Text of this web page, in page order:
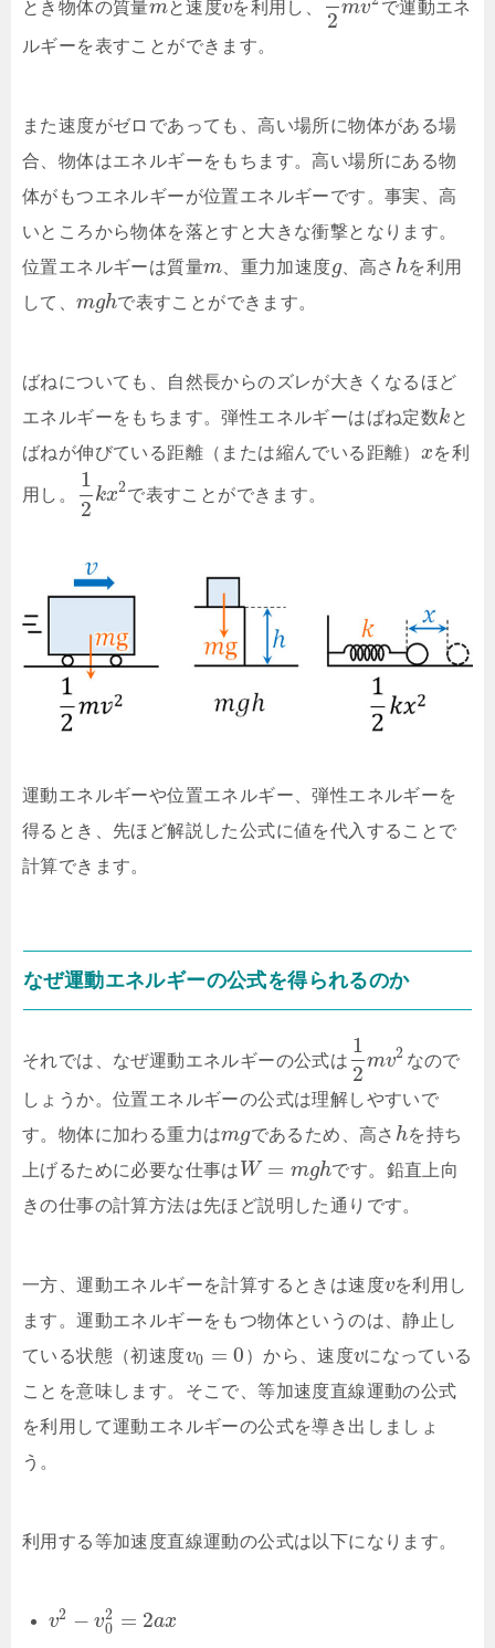
とき物体の質量mと速度vを利用し、
2
mv で運動エネ
ルギーを表すことができます。
また速度がゼロであっても、高い場所に物体がある場
合、物体はエネルギーをもちます。高い場所にある物
体がもつエネルギーが位置エネルギーです。事実、高
いところから物体を落とすと大きな衝撃となります。
位置エネルギーは質量m 、重力加速度g、高さ hを利用
して、mghで表すことができます。
ばねについても、自然長からのズレが大きくなるほど
エネルギーをもちます。弾性エネルギーはばね定数kと
ばねが伸びている距離（または縮んでいる距離） xを利
用し。
1
2
kx2で表すことができます。
運動エネルギーや位置エネルギー、弾性エネルギーを
得るとき、先ほど解説した公式に値を代入することで
計算できます。
なぜ運動エネルギーの公式を得られるのか
それでは、なぜ運動エネルギーの公式は
1
2
mv2 なので
しょうか。位置エネルギーの公式は理解しやすいで
す。物体に加わる重力はmgであるため、高さ hを持ち
上げるために必要な仕事は W = mghです。鉛直上向
きの仕事の計算方法は先ほど説明した通りです。
一方、運動エネルギーを計算するときは速度vを利用し
ます。運動エネルギーをもつ物体というのは、静止し
ている状態（初速度v0 = 0 ）から、速度vになっている
ことを意味します。そこで、等加速度直線運動の公式
を利用して運動エネルギーの公式を導き出しましょ
う。
利用する等加速度直線運動の公式は以下になります。
v2 − v2
0 = 2ax